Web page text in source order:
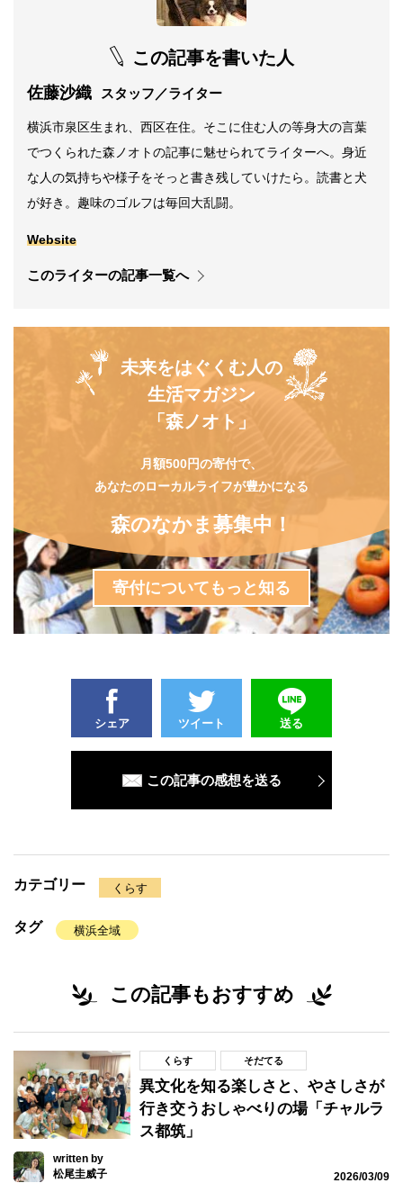
この記事を書いた人
佐藤沙織 スタッフ／ライター
横浜市泉区生まれ、西区在住。そこに住む人の等身大の言葉
でつくられた森ノオトの記事に魅せられてライターへ。身近
な人の気持ちや様子をそっと書き残していけたら。読書と犬
が好き。趣味のゴルフは毎回大乱闘。
Website
このライターの記事一覧へ
未来をはぐくむ人の
生活マガジン
「森ノオト」
月額500円の寄付で、
あなたのローカルライフが豊かになる
森のなかま募集中！
寄付についてもっと知る
シェア ツイート 送る
この記事の感想を送る
カテゴリー くらす
タグ 横浜全域
この記事もおすすめ
くらす そだてる
異文化を知る楽しさと、やさしさが
行き交うおしゃべりの場「チャルラ
ス都筑」
written by
松尾圭威子
2026/03/09